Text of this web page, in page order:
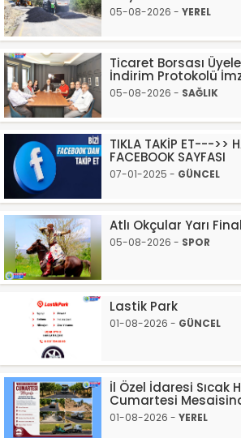
05-08-2026 - YEREL
Ticaret Borsası
İndirim Protokolü
05-08-2026 - SAĞLIK
TIKLA TAKİP ET--->>
FACEBOOK SAYFASI
07-01-2025 - GÜNCEL
Atlı Okçular Yarı
05-08-2026 - SPOR
Lastik Park
01-08-2026 - GÜNCEL
İl Özel İdaresi Sıcak
Cumartesi
01-08-2026 - YEREL